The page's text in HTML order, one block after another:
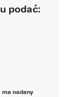
podać:
ma nadany